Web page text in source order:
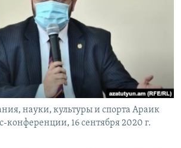
Азатутюн
науки, культуры и спорта Араик
конференции, 16 сентября 2020 г.